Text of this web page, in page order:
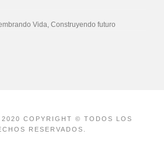
Vida, Construyendo futuro
COPYRIGHT © TODOS LOS
RESERVADOS.